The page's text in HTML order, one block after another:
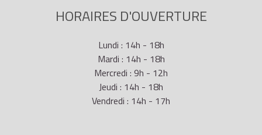
HORAIRES D'OUVERTURE
Lundi : 14h - 18h
Mardi : 14h - 18h
Mercredi : 9h - 12h
Jeudi : 14h - 18h
Vendredi : 14h - 17h